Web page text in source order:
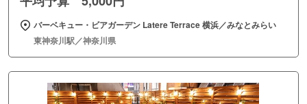
バーベキュー・ビアガーデン Latere Terrace 横浜／みなとみらい
東神奈川駅／神奈川県